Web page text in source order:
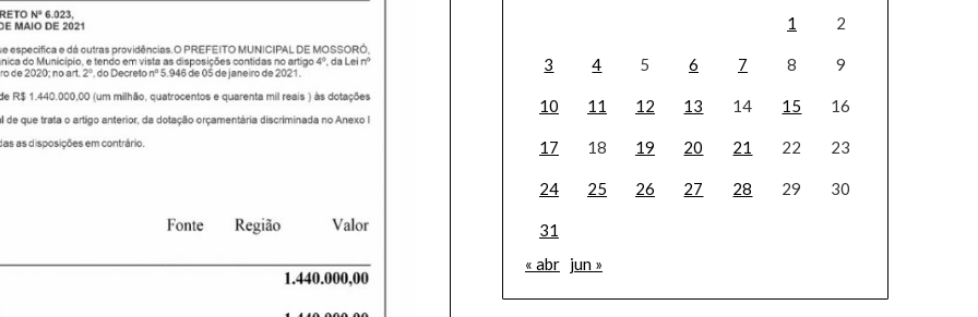
1
2
3 4 5 6 7 8 9
10 11 12 13 14 15 16
17 18 19 20 21 22 23
24 25 26 27 28 29 30
31
« abr jun »